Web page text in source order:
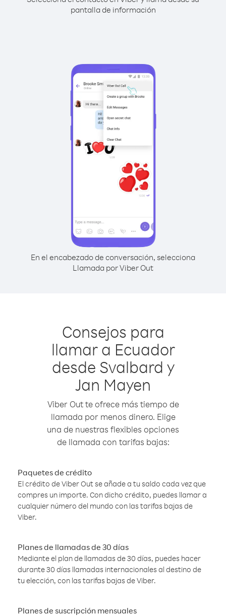
pantalla de información
En el encabezado de conversación, selecciona
Llamada por Viber Out
Consejos para
llamar a Ecuador
desde Svalbard y
Jan Mayen
Viber Out te ofrece más tiempo de
llamada por menos dinero. Elige
una de nuestras flexibles opciones
de llamada con tarifas bajas:
Paquetes de crédito
El crédito de Viber Out se añade a tu saldo cada vez que
compres un importe. Con dicho crédito, puedes llamar a
cualquier número del mundo con las tarifas bajas de
Viber.
Planes de llamadas de 30 días
Mediante el plan de llamadas de 30 días, puedes hacer
durante 30 días llamadas internacionales al destino de
tu elección, con las tarifas bajas de Viber.
Planes de suscripción mensuales